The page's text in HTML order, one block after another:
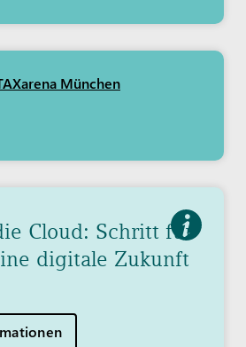
München
Cloud: Schritt für
digitale Zukunft